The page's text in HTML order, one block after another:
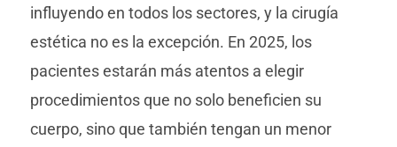
influyendo en todos los sectores, y la cirugía
estética no es la excepción. En 2025, los
pacientes estarán más atentos a elegir
procedimientos que no solo beneficien su
cuerpo, sino que también tengan un menor